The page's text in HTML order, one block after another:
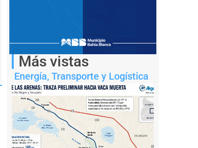
Más vistas
Energía, Transporte y Logística